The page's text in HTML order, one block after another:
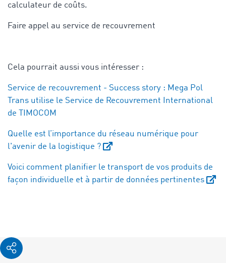
calculateur de coûts.
Faire appel au service de recouvrement
Cela pourrait aussi vous intéresser :
Service de recouvrement - Success story : Mega Pol
Trans utilise le Service de Recouvrement International
de TIMOCOM
Quelle est l’importance du réseau numérique pour
l'avenir de la logistique ?
Voici comment planifier le transport de vos produits de
façon individuelle et à partir de données pertinentes